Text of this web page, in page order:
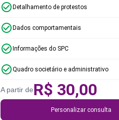
Detalhamento de protestos
Dados comportamentais
Informações do SPC
Quadro societário e administrativo
A partir deR$ 30,00
Personalizar consulta